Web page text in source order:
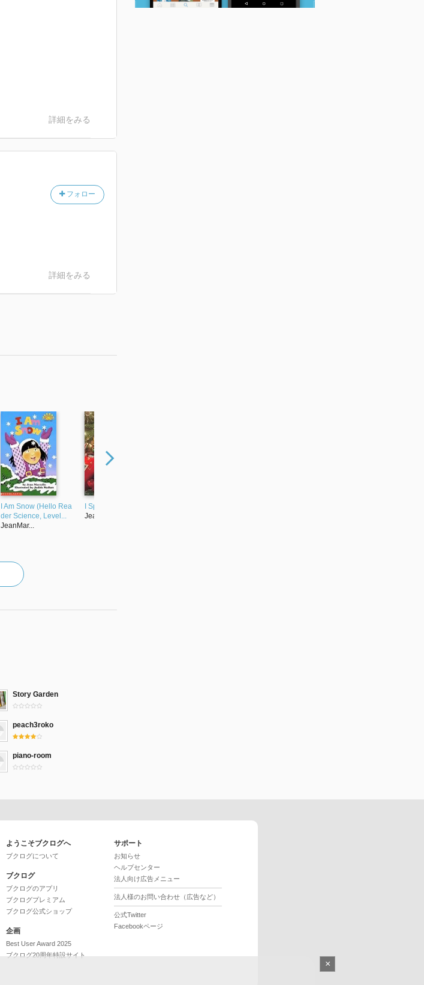
詳細をみる
フォロー
詳細をみる
I Am Snow (Hello Rea
der Science, Level...
JeanMar...
I Spy Santa Claus
JeanMar...
Story Garden
peach3roko
piano-room
ようこそブクログへ
ブクログについて
ブクログ
ブクログのアプリ
ブクログプレミアム
ブクログ公式ショップ
企画
Best User Award 2025
ブクログ20周年特設サイト
サポート
お知らせ
ヘルプセンター
法人向け広告メニュー
法人様のお問い合わせ（広告など）
公式Twitter
Facebookページ
×